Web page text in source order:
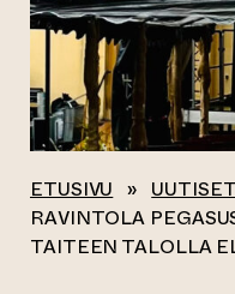
ETUSIVU » UUTISET
RAVINTOLA
TAITEEN TALOLLA